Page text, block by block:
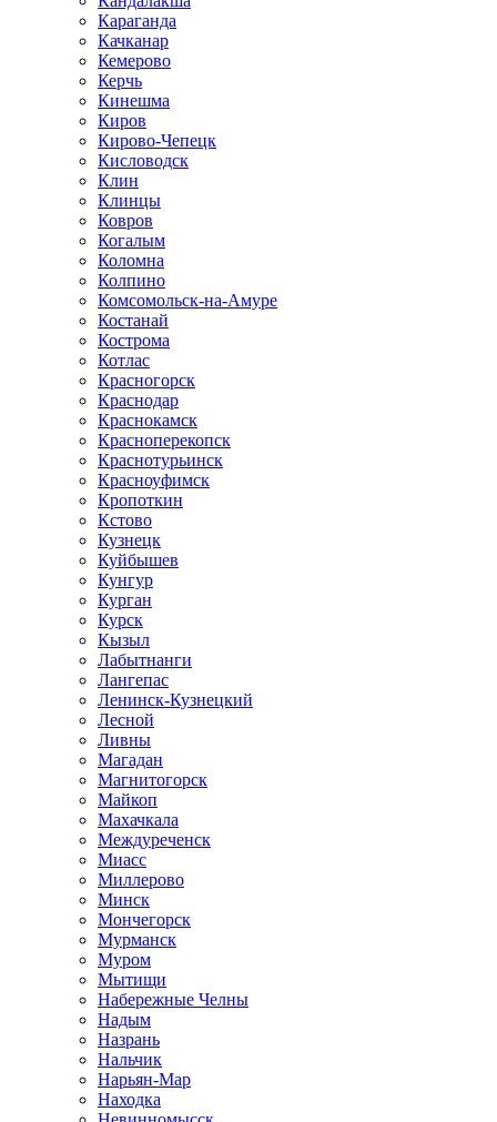
Караганда
Качканар
Кемерово
Керчь
Кинешма
Киров
Кирово-Чепецк
Кисловодск
Клин
Клинцы
Ковров
Когалым
Коломна
Колпино
Комсомольск-на-Амуре
Костанай
Кострома
Котлас
Красногорск
Краснодар
Краснокамск
Красноперекопск
Краснотурьинск
Красноуфимск
Кропоткин
Кстово
Кузнецк
Куйбышев
Кунгур
Курган
Курск
Кызыл
Лабытнанги
Лангепас
Ленинск-Кузнецкий
Лесной
Ливны
Магадан
Магнитогорск
Майкоп
Махачкала
Междуреченск
Миасс
Миллерово
Минск
Мончегорск
Мурманск
Муром
Мытищи
Набережные Челны
Надым
Назрань
Нальчик
Нарьян-Мар
Находка